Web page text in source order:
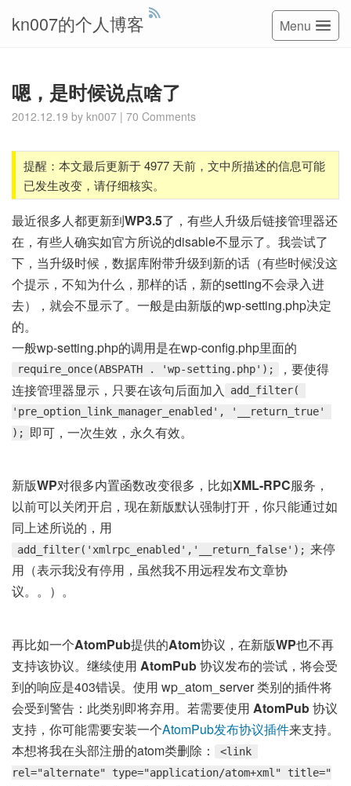
kn007的个人博客 Menu
嗯，是时候说点啥了
2012.12.19 by kn007 | 70 Comments
提醒：本文最后更新于 4977 天前，文中所描述的信息可能
已发生改变，请仔细核实。
最近很多人都更新到WP3.5了，有些人升级后链接管理器还
在，有些人确实如官方所说的disable不显示了。我尝试了
下，当升级时候，数据库附带升级到新的话（有些时候没这
个提示，不知为什么，那样的话，新的setting不会录入进
去），就会不显示了。一般是由新版的wp-setting.php决定
的。
一般wp-setting.php的调用是在wp-config.php里面的
require_once(ABSPATH . 'wp-setting.php');
，要使得
连接管理器显示，只要在该句后面加入
add_filter(
'pre_option_link_manager_enabled', '__return_true'
);
即可，一次生效，永久有效。
新版WP对很多内置函数改变很多，比如XML-RPC服务，
以前可以关闭开启，现在新版默认强制打开，你只能通过如
同上述所说的，用
add_filter('xmlrpc_enabled','__return_false'); 来停
用（表示我没有停用，虽然我不用远程发布文章协
议。。）。
再比如一个AtomPub提供的Atom协议，在新版WP也不再
支持该协议。继续使用 AtomPub协议发布的尝试，将会受
到的响应是403错误。使用 wp_atom_server 类别的插件将
会受到警告：此类别即将弃用。若需要使用 AtomPub协议
支持，你可能需要安装一个AtomPub发布协议插件来支持。
本想将我在头部注册的atom类删除：
<link
rel="alternate" type="application/atom+xml" title="